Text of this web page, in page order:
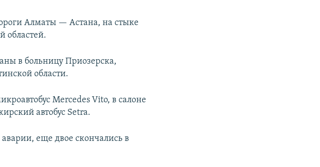
Алматы — Астана, на стыке
областей.
в больницу Приозерска,
области.
Mercedes Vito, в салоне
автобус Setra.
еще двое скончались в